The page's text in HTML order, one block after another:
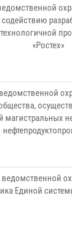
«Ростех»
магистральных
Единой